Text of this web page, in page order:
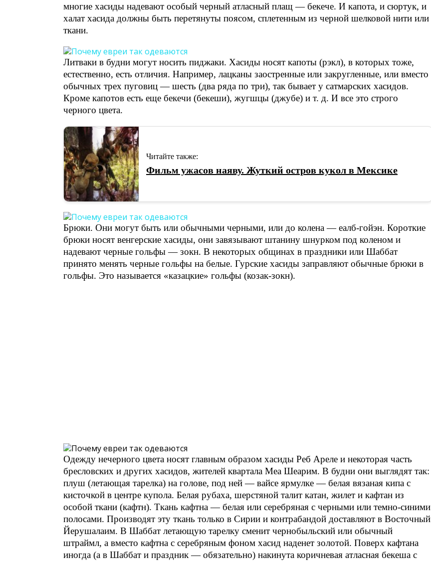
многие хасиды надевают особый черный атласный плащ — бекече. И капота, и сюртук, и
халат хасида должны быть перетянуты поясом, сплетенным из черной шелковой нити или
ткани.
Литваки в будни могут носить пиджаки. Хасиды носят капоты (рэкл), в которых тоже,
естественно, есть отличия. Например, лацканы заостренные или закругленные, или вместо
обычных трех пуговиц — шесть (два ряда по три), так бывает у сатмарских хасидов.
Кроме капотов есть еще бекечи (бекеши), жугшцы (джубе) и т. д. И все это строго
черного цвета.
Читайте также:
Фильм ужасов наяву. Жуткий остров кукол в Мексике
Брюки. Они могут быть или обычными черными, или до колена — еалб-гойэн. Короткие
брюки носят венгерские хасиды, они завязывают штанину шнурком под коленом и
надевают черные гольфы — зокн. В некоторых общинах в праздники или Шаббат
принято менять черные гольфы на белые. Гурские хасиды заправляют обычные брюки в
гольфы. Это называется «казацкие» гольфы (козак-зокн).
Одежду нечерного цвета носят главным образом хасиды Реб Ареле и некоторая часть
бресловских и других хасидов, жителей квартала Меа Шеарим. В будни они выглядят так:
плуш (летающая тарелка) на голове, под ней — вайсе ярмулке — белая вязаная кипа с
кисточкой в центре купола. Белая рубаха, шерстяной талит кaтaн, жилет и кафтан из
особой ткани (кафтн). Ткань кафтна — белая или серебряная с черными или темно-синими
полосами. Производят эту ткань только в Сирии и контрабандой доставляют в Восточный
Йерушалаим. В Шаббат летающую тарелку сменит чернобыльский или обычный
штраймл, а вместо кафтна с серебряным фоном хасид наденет золотой. Поверх кафтана
иногда (а в Шаббат и праздник — обязательно) накинута коричневая атласная бекеша с